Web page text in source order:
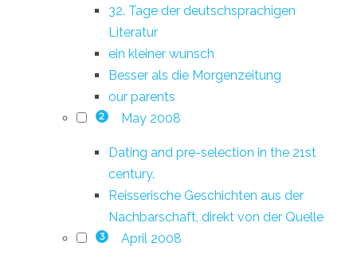
32. Tage der deutschsprachigen
Literatur
ein kleiner wunsch
Besser als die Morgenzeitung
our parents
2 May 2008
Dating and pre-selection in the 21st
century.
Reisserische Geschichten aus der
Nachbarschaft, direkt von der Quelle
3 April 2008